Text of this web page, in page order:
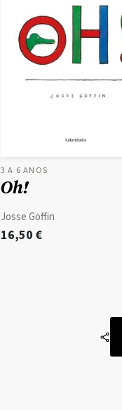
3 A 6 ANOS
Oh!
Josse Goffin
16,50 €